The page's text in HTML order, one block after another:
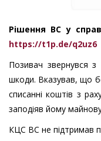
Рішення ВС у
https://t1p.de/q2uz6
Позивач звернувся
шкоди. Вказував, що
списанні коштів з
заподіяв йому
КЦС ВС не підтримав